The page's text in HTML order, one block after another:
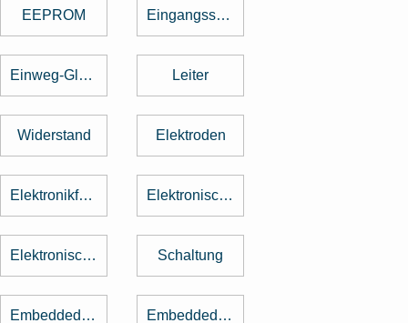
EEPROM Eingangsspannung
Einweg-Gleichrichter Leiter
Widerstand Elektroden
Elektronikfertigung Elektronische Baugruppe
Elektronische Bauteile Schaltung
Embedded Software Embedded System